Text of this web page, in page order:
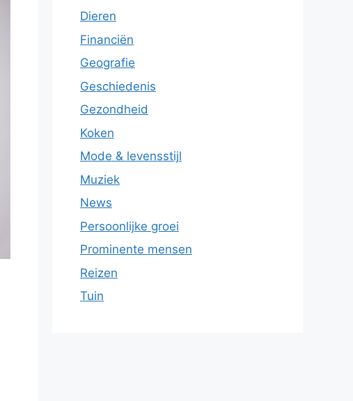
Dieren
Financiën
Geografie
Geschiedenis
Gezondheid
Koken
Mode & levensstijl
Muziek
News
Persoonlijke groei
Prominente mensen
Reizen
Tuin